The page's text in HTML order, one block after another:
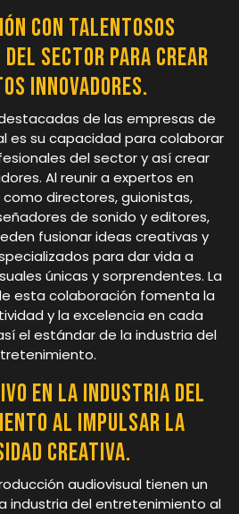
con talentosos
sector para crear
innovadores.
de las empresas de
es su capacidad para colaborar
del sector y así crear
Al reunir a expertos en
directores, guionistas,
de sonido y editores,
fusionar ideas creativas y
para dar vida a
únicas y sorprendentes. La
esta colaboración fomenta la
y la excelencia en cada
el estándar de la industria del
en la industria del
al impulsar la
creativa.
audiovisual tienen un
industria del entretenimiento al